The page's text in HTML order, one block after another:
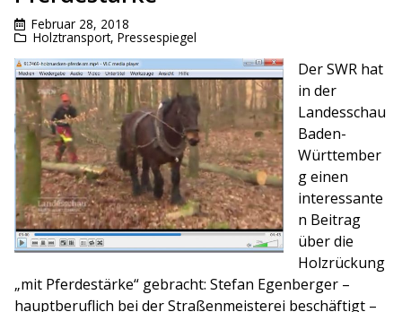
Februar 28, 2018
Holztransport, Pressespiegel
Der SWR hat
in der
Landesschau
Baden-
Württember
g einen
interessante
n Beitrag
über die
Holzrückung
„mit Pferdestärke“ gebracht: Stefan Egenberger –
hauptberuflich bei der Straßenmeisterei beschäftigt –